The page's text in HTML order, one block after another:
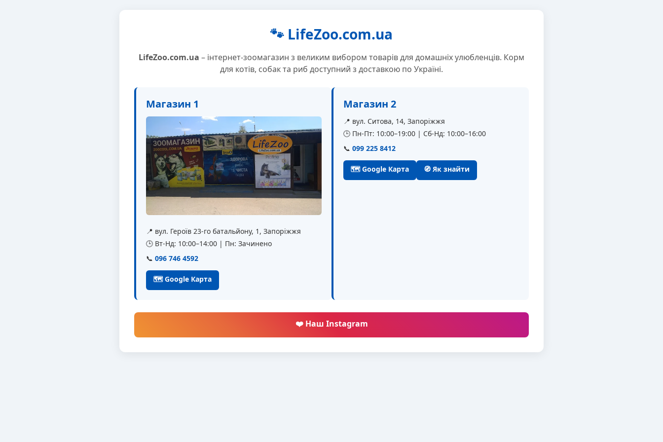
🐾 LifeZoo.com.ua
LifeZoo.com.ua – інтернет-зоомагазин з великим вибором товарів для домашніх улюбленців. Корм
для котів, собак та риб доступний з доставкою по Україні.
Магазин 1
📍 вул. Героїв 23-го батальйону, 1, Запоріжжя
🕒 Вт-Нд: 10:00–14:00 | Пн: Зачинено
📞 096 746 4592
🗺 Google Карта
Магазин 2
📍 вул. Ситова, 14, Запоріжжя
🕒 Пн-Пт: 10:00–19:00 | Сб-Нд: 10:00–16:00
📞 099 225 8412
🗺 Google Карта 🧭 Як знайти
❤️ Наш Instagram